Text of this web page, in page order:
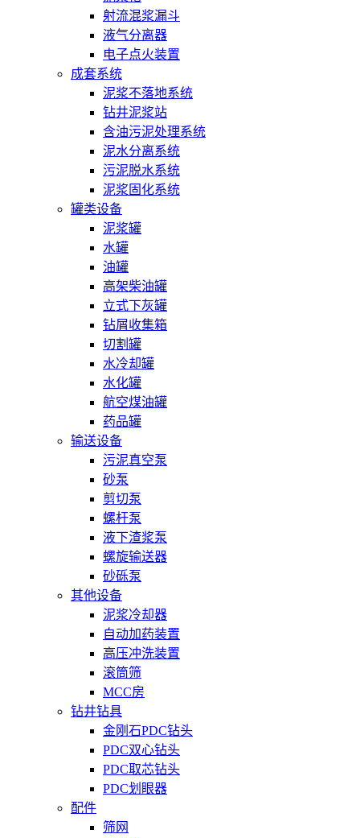
射流混浆漏斗
液气分离器
电子点火装置
成套系统
泥浆不落地系统
钻井泥浆站
含油污泥处理系统
泥水分离系统
污泥脱水系统
泥浆固化系统
罐类设备
泥浆罐
水罐
油罐
高架柴油罐
立式下灰罐
钻屑收集箱
切割罐
水冷却罐
水化罐
航空煤油罐
药品罐
输送设备
污泥真空泵
砂泵
剪切泵
螺杆泵
液下渣浆泵
螺旋输送器
砂砾泵
其他设备
泥浆冷却器
自动加药装置
高压冲洗装置
滚筒筛
MCC房
钻井钻具
金刚石PDC钻头
PDC双心钻头
PDC取芯钻头
PDC划眼器
配件
筛网